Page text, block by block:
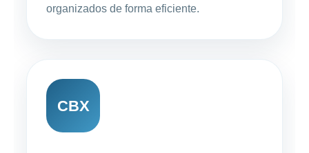
organizados de forma eficiente.
CBX